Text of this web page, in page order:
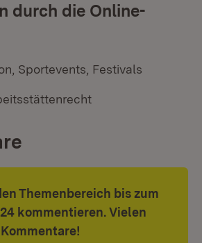
durch die Online-
Sportevents, Festivals
Themenbereich bis zum
kommentieren. Vielen